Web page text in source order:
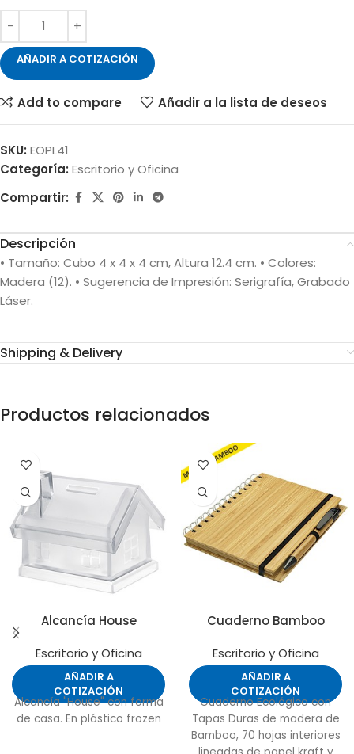
AÑADIR A COTIZACIÓN
Add to compare Añadir a la lista de deseos
SKU: EOPL41
Categoría: Escritorio y Oficina
Compartir:
Descripción
• Tamaño: Cubo 4 x 4 x 4 cm, Altura 12.4 cm. • Colores:
Madera (12). • Sugerencia de Impresión: Serigrafía, Grabado
Láser.
Shipping & Delivery
Productos relacionados
Alcancía House
Escritorio y Oficina
AÑADIR A
COTIZACIÓN
Alcancía "House" con forma
de casa. En plástico frozen
Cuaderno Bamboo
Escritorio y Oficina
AÑADIR A
COTIZACIÓN
Cuaderno Ecológico con
Tapas Duras de madera de
Bamboo, 70 hojas interiores